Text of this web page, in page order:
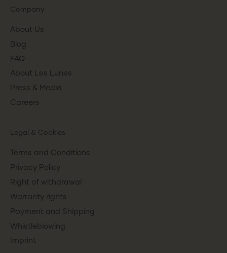
Company
About Us
Blog
FAQ
About Les Lunes
Press & Media
Careers
Legal & Cookies
Terms and Conditions
Privacy Policy
Right of withdrawal
Warranty rights
Payment and Shipping
Whistleblowing
Imprint